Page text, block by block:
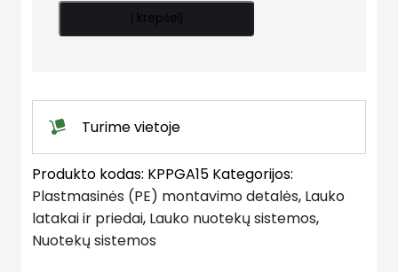
d100
grotelėmis
A15
quantity
Į krepšelį
Turime vietoje
Produkto kodas: KPPGA15 Kategorijos:
Plastmasinės (PE) montavimo detalės, Lauko
latakai ir priedai, Lauko nuotekų sistemos,
Nuotekų sistemos